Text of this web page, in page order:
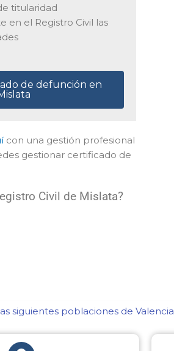
titularidad
en el Registro Civil las
de defunción en
con una gestión profesional
gestionar certificado de
Civil de Mislata?
siguientes poblaciones de Valencia​